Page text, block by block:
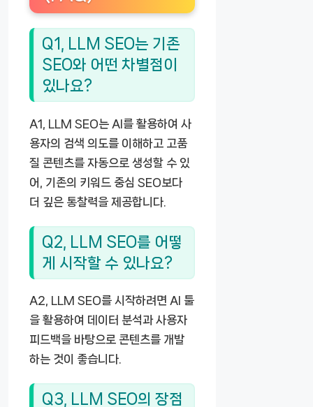
Q1, LLM SEO는 기존
SEO와 어떤 차별점이
있나요?
A1, LLM SEO는 AI를 활용하여 사
용자의 검색 의도를 이해하고 고품
질 콘텐츠를 자동으로 생성할 수 있
어, 기존의 키워드 중심 SEO보다
더 깊은 통찰력을 제공합니다.
Q2, LLM SEO를 어떻
게 시작할 수 있나요?
A2, LLM SEO를 시작하려면 AI 툴
을 활용하여 데이터 분석과 사용자
피드백을 바탕으로 콘텐츠를 개발
하는 것이 좋습니다.
Q3, LLM SEO의 장점